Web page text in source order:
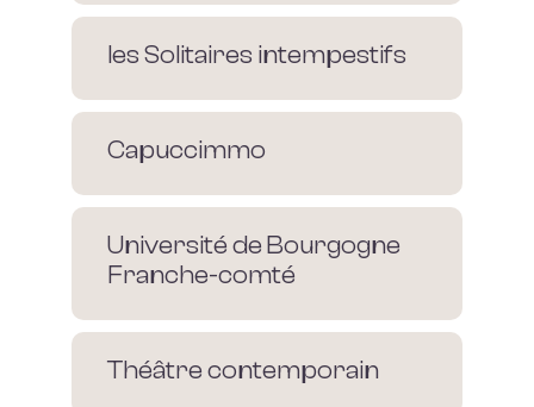
les Solitaires intempestifs
Capuccimmo
Université de Bourgogne
Franche-comté
Théâtre contemporain